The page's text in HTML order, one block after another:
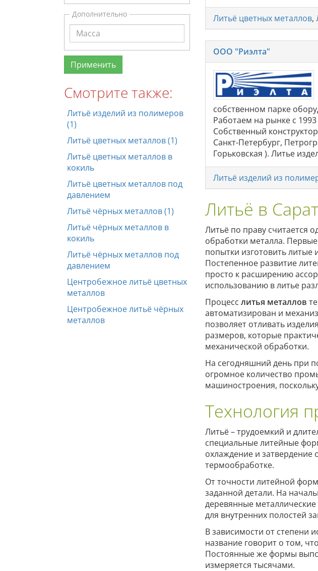
Дополнительно
Смотрите также:
Литьё изделий из полимеров
(1)
Литьё цветных металлов (1)
Литьё цветных металлов в
кокиль
Литьё цветных металлов под
давлением
Литьё чёрных металлов (1)
Литьё чёрных металлов в
кокиль
Литьё чёрных металлов под
давлением
Центробежное литьё цветных
металлов
Центробежное литьё чёрных
металлов
Литьё цветных металлов,
ООО "Риэлта"
собственном парке
Работаем на рынке с
Собственный
Санкт-Петербург,
Горьковская ). Литье
Литьё изделий из
Литьё в
Литьё по праву считается
обработки металла.
попытки изготовить литые
Постепенное развитие
просто к расширению
использованию в литье
Процесс литья металлов
автоматизирован и
позволяет отливать
размеров, которые
механической обработки.
На сегодняшний день при
огромное количество
машиностроения,
Технология
Литьё – трудоемкий и
специальные литейные
охлаждение и
термообработке.
От точности литейной
заданной детали. На
деревянные
для внутренних полостей
В зависимости от степени
название говорит о том,
Постоянные же формы
измеряется тысячами.